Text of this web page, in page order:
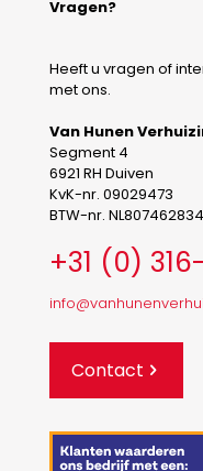
Vragen?
Heeft u vragen of
met ons.
Van Hunen
Segment 4
6921 RH Duiven
KvK-nr. 09029473
BTW-nr.
+31 (0)
Contact